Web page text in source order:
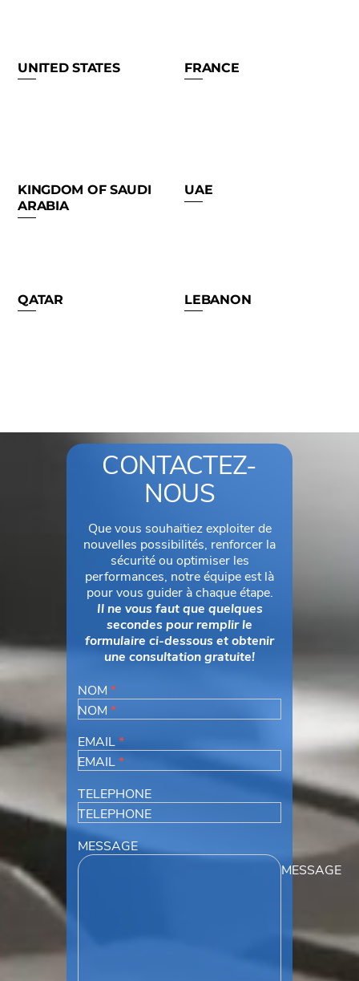
UNITED STATES FRANCE
KINGDOM OF SAUDI
ARABIA
UAE
QATAR LEBANON
CONTACTEZ-
NOUS
Que vous souhaitiez exploiter de
nouvelles possibilités, renforcer la
sécurité ou optimiser les
performances, notre équipe est là
pour vous guider à chaque étape.
Il ne vous faut que quelques
secondes pour remplir le
formulaire ci-dessous et obtenir
une consultation gratuite!
NOM *
NOM *
EMAIL*
EMAIL*
TELEPHONE
TELEPHONE
MESSAGE
MESSAGE